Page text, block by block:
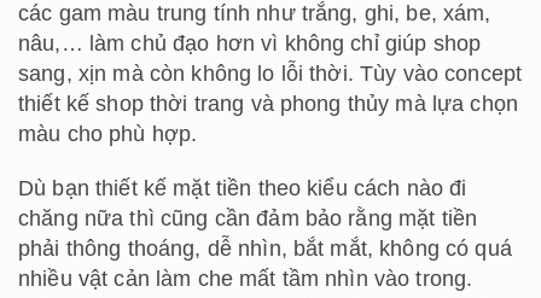
các gam màu trung tính như trắng, ghi, be, xám,
nâu,… làm chủ đạo hơn vì không chỉ giúp shop
sang, xịn mà còn không lo lỗi thời. Tùy vào concept
thiết kế shop thời trang và phong thủy mà lựa chọn
màu cho phù hợp.
Dù bạn thiết kế mặt tiền theo kiểu cách nào đi
chăng nữa thì cũng cần đảm bảo rằng mặt tiền
phải thông thoáng, dễ nhìn, bắt mắt, không có quá
nhiều vật cản làm che mất tầm nhìn vào trong.